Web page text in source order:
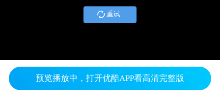
重试
预览播放中，打开优酷APP看高清完整版